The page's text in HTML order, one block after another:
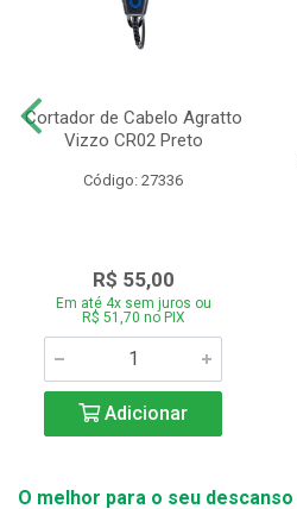
Cortador de Cabelo Agratto
Vizzo CR02 Preto
Código: 27336
R$ 55,00
Em até 4x sem juros ou
R$ 51,70 no PIX
Adicionar
O melhor para o seu descanso